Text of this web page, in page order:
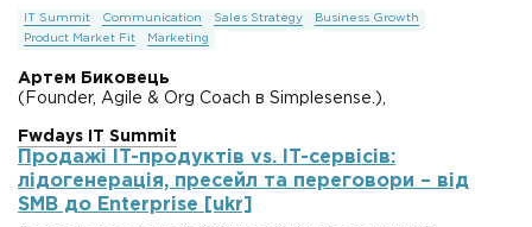
IT Summit Communication Sales Strategy
Business Growth
Product Market Fit
Marketing
Артем Биковець
(Founder, Agile & Org Coach в Simplesense.),
Fwdays IT Summit
Продажі IT-продуктів vs. IT-сервісів:
лідогенерація, пресейл та переговори – від
SMB до Enterprise [ukr]